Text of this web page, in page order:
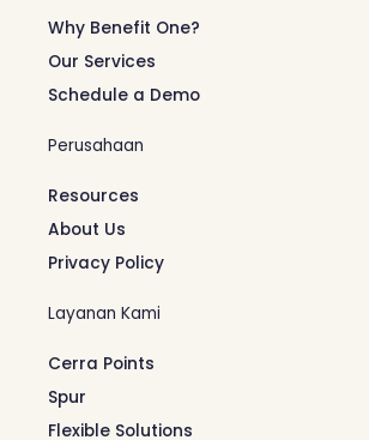
Why Benefit One?
Our Services
Schedule a Demo
Perusahaan
Resources
About Us
Privacy Policy
Layanan Kami
Cerra Points
Spur
Flexible Solutions